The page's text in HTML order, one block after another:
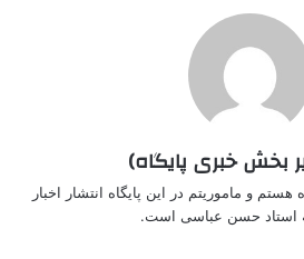
بخش خبری پایگاه)
هستم و ماموریتم در این پایگاه انتشار اخبار
استاد حسن عباسی است.